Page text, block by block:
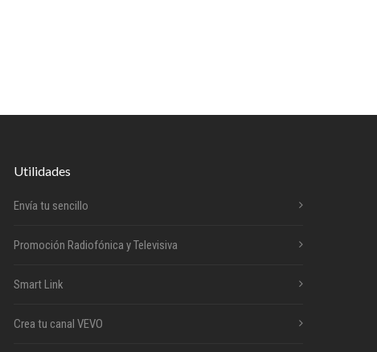
Utilidades
Envía tu sencillo
Promoción Radiofónica y Televisiva
Smart Link
Crea tu canal VEVO